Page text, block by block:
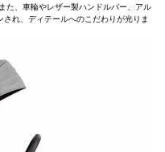
た、車輪やレザー製ハンドルバー、アル
れ、ディテールへのこだわりが光りま